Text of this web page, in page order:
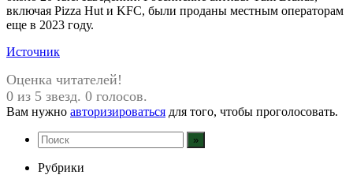
включая Pizza Hut и KFC, были проданы местным операторам
еще в 2023 году.
Источник
Оценка читателей!
0 из 5 звезд. 0 голосов.
Вам нужно авторизироваться для того, чтобы проголосовать.
Рубрики